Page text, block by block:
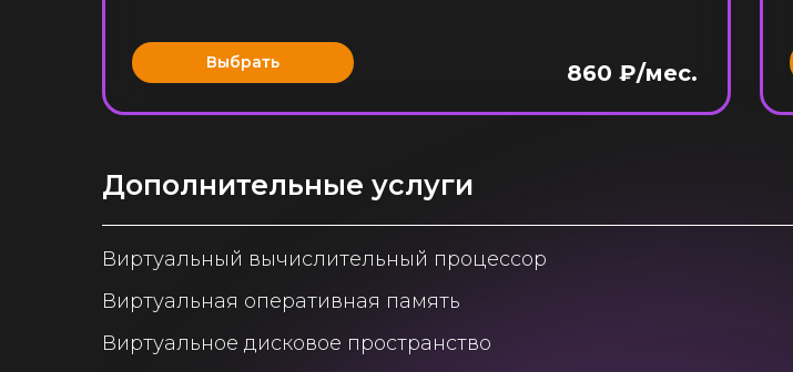
Дополнительные услуги
Виртуальный вычислительный процессор
Виртуальная оперативная память
Виртуальное дисковое пространство
Выбрать 860 ₽/мес.